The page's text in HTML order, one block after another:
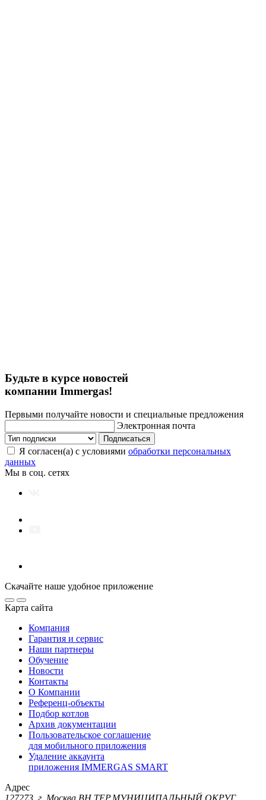
Будьте в курсе новостей
компании Immergas!
Первыми получайте новости и специальные предложения
Электронная почта
Подписаться
Я согласен(а) с условиями обработки персональных
данных
Мы в соц. сетях
Скачайте наше удобное приложение
Карта сайта
Компания
Гарантия и сервис
Наши партнеры
Обучение
Новости
Контакты
О Компании
Референц-объекты
Подбор котлов
Архив документации
Пользовательское соглашение
для мобильного приложения
Удаление аккаунта
приложения IMMERGAS SMART
Адрес
127273, г. Москва ВН.ТЕР.МУНИЦИПАЛЬНЫЙ ОКРУГ